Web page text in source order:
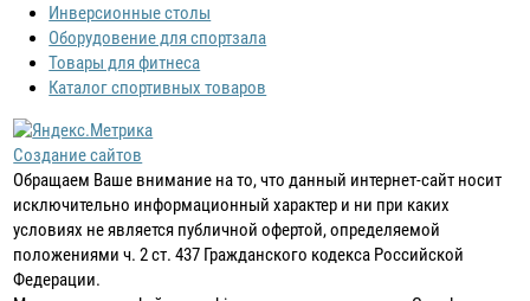
Инверсионные столы
Оборудовение для спортзала
Товары для фитнеса
Каталог спортивных товаров
Создание сайтов
Обращаем Ваше внимание на то, что данный интернет-сайт носит
исключительно информационный характер и ни при каких
условиях не является публичной офертой, определяемой
положениями ч. 2 ст. 437 Гражданского кодекса Российской
Федерации.